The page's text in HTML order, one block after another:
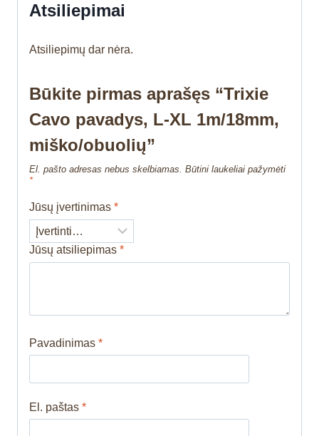
Atsiliepimai
Atsiliepimų dar nėra.
Būkite pirmas aprašęs “Trixie
Cavo pavadys, L-XL 1m/18mm,
miško/obuolių”
El. pašto adresas nebus skelbiamas. Būtini laukeliai pažymėti
*
Jūsų įvertinimas *
Jūsų atsiliepimas *
Pavadinimas *
El. paštas *